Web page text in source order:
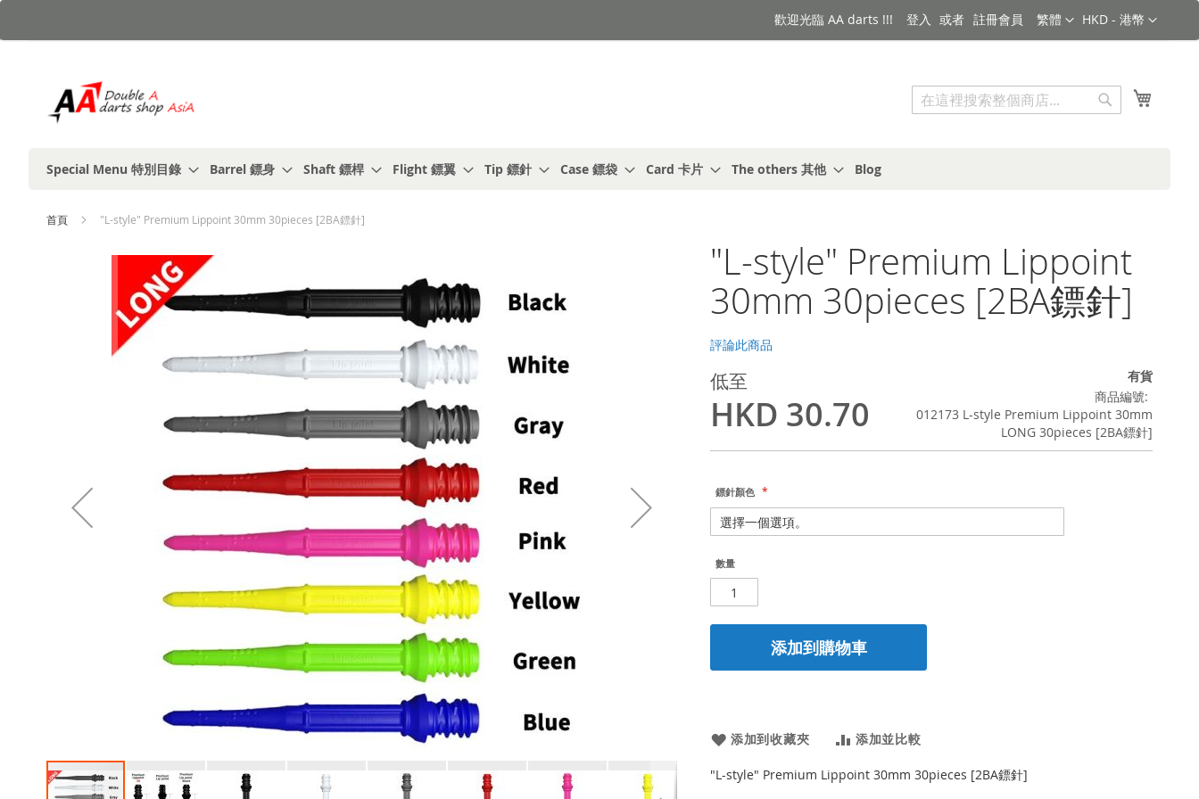
到
金額
HKD - 港幣
語言
繁體
歡迎光臨 AA darts !!! 登入 註冊會員
搜索
Special Menu 特別目錄
Barrel 鏢身 Shaft 鏢桿 Flight 鏢翼 Tip 鏢針 Case 鏢袋 Card 卡片 The others 其他 Blog
首頁 "L-style" Premium Lippoint 30mm 30pieces [2BA鏢針]
"L-style" Premium Lippoint
30mm 30pieces [2BA鏢針]
評論此商品
低至
HKD 30.70
有貨
商品編號
012173 L-style Premium Lippoint 30mm
LONG 30pieces [2BA鏢針]
鏢針顏色
數量
添加到購物車
添加到收藏夾 添加並比較
"L-style" Premium Lippoint 30mm 30pieces [2BA鏢針]